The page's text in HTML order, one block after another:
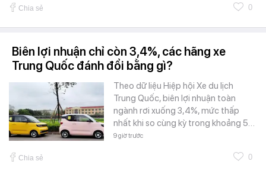
Chia sẻ 0
Biên lợi nhuận chỉ còn 3,4%, các hãng xe
Trung Quốc đánh đổi bằng gì?
Theo dữ liệu Hiệp hội Xe du lịch
Trung Quốc, biên lợi nhuận toàn
ngành rơi xuống 3,4%, mức thấp
nhất khi so cùng kỳ trong khoảng 5…
9 giờ trước
Chia sẻ 0